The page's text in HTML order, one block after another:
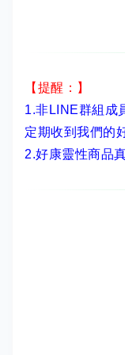
【提醒：】
1.非LINE群組成
定期收到我們的
2.好康靈性商品